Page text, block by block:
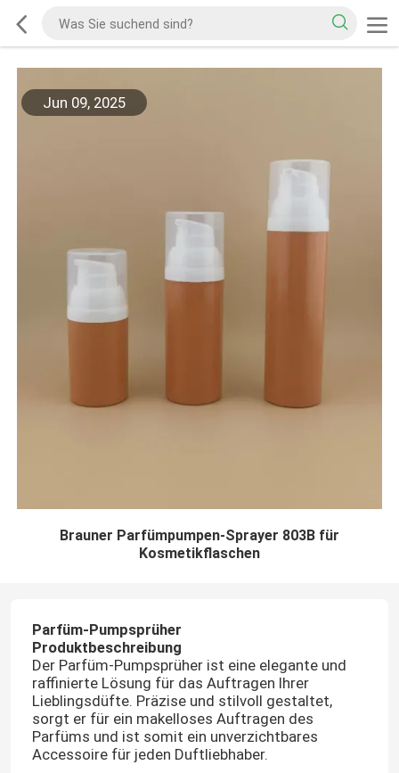
Jun 09, 2025
Brauner Parfümpumpen-Sprayer 803B für
Kosmetikflaschen
Parfüm-Pumpsprüher
Produktbeschreibung
Der Parfüm-Pumpsprüher ist eine elegante und
raffinierte Lösung für das Auftragen Ihrer
Lieblingsdüfte. Präzise und stilvoll gestaltet,
sorgt er für ein makelloses Auftragen des
Parfüms und ist somit ein unverzichtbares
Accessoire für jeden Duftliebhaber.